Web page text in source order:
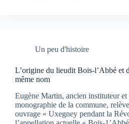
Un peu d'histoire
L’origine du lieudit Bois-l’Abbé et
même nom
Eugène Martin, ancien instituteur et
monographie de la commune,
ouvrage « Uxegney pendant la